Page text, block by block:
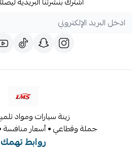
زينة سيارات ومواد
جملة وقطاعي • أسعار
روابط تهمك